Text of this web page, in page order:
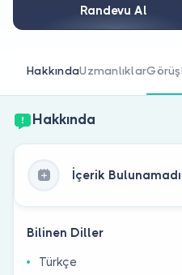
Doktor
Randevu Al
HakkındaUzmanlıklar
Hakkında
İçerik Bulunamadı
Bilinen Diller
Türkçe